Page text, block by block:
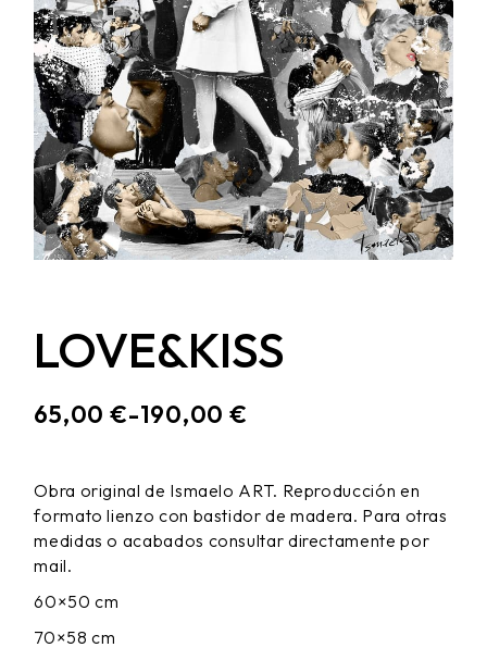
LOVE&KISS
65,00 €-190,00 €
RANGO
DESDE
65,00 €
HASTA
190,00 €
Obra original de Ismaelo ART. Reproducción en
formato lienzo con bastidor de madera. Para otras
medidas o acabados consultar directamente por
mail.
60×50 cm
70×58 cm